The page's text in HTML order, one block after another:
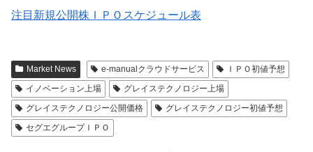
注目新規公開株ＩＰＯスケジュール表
Market News e-manualクラウドサービス
ＩＰＯ初値予想
イノベーション上場
グレイステクノロジー上場
グレイステクノロジー公開価格
グレイステクノロジー初値予想
セグエグループＩＰＯ